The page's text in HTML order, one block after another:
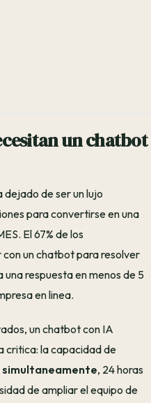
un chatbot
dejado de ser un lujo
para convertirse en una
El 67% de los
un chatbot para resolver
una respuesta en menos de 5
en linea.
un chatbot con IA
critica: la capacidad de
, 24 horas
de ampliar el equipo de